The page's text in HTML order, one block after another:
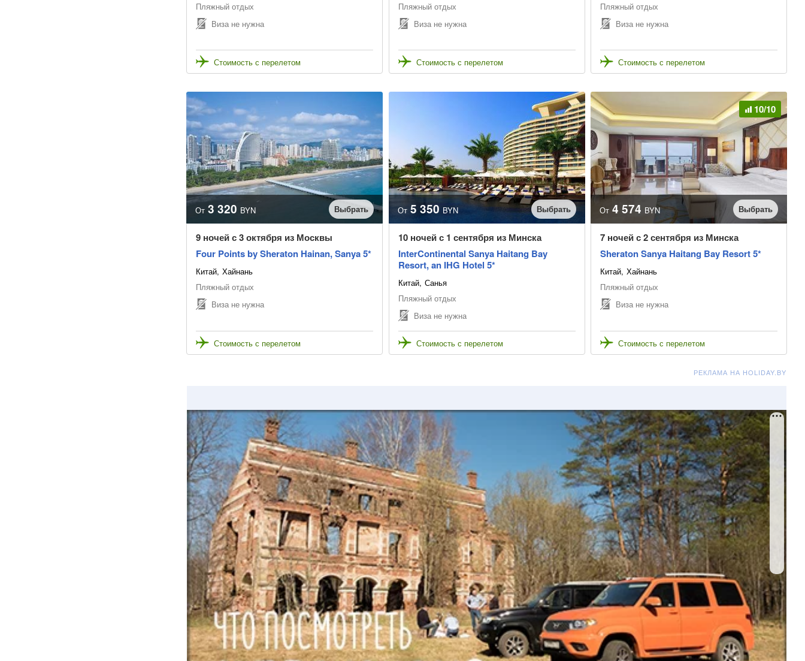
Пляжный отдых
Виза не нужна
Стоимость с перелетом
Пляжный отдых
Виза не нужна
Стоимость с перелетом
Пляжный отдых
Виза не нужна
Стоимость с перелетом
От 3 320 BYN Выбрать
9 ночей с 3 октября из Москвы
Four Points by Sheraton Hainan, Sanya 5*
Китай Хайнань
Пляжный отдых
Виза не нужна
Стоимость с перелетом
От 5 350 BYN Выбрать
10 ночей с 1 сентября из Минска
InterContinental Sanya Haitang Bay
Resort, an IHG Hotel 5*
Китай Санья
Пляжный отдых
Виза не нужна
Стоимость с перелетом
10/10
От 4 574 BYN Выбрать
7 ночей с 2 сентября из Минска
Sheraton Sanya Haitang Bay Resort 5*
Китай Хайнань
Пляжный отдых
Виза не нужна
Стоимость с перелетом
РЕКЛАМА НА HOLIDAY.BY